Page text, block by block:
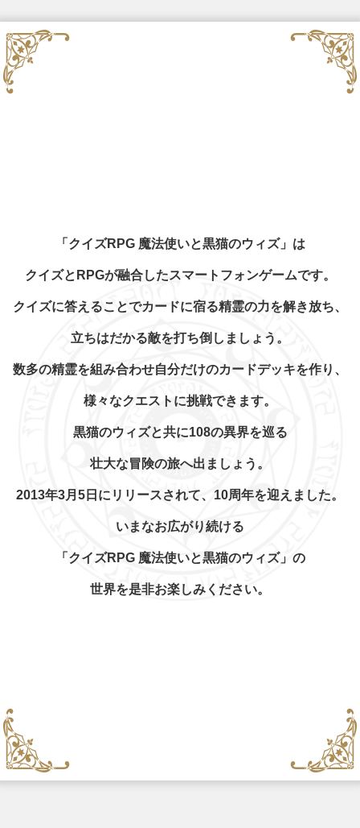
「クイズRPG 魔法使いと黒猫のウィズ」は
クイズとRPGが融合したスマートフォンゲームです。
クイズに答えることでカードに宿る精霊の力を解き放ち、
立ちはだかる敵を打ち倒しましょう。
数多の精霊を組み合わせ自分だけのカードデッキを作り、
様々なクエストに挑戦できます。
黒猫のウィズと共に108の異界を巡る
壮大な冒険の旅へ出ましょう。
2013年3月5日にリリースされて、10周年を迎えました。
いまなお広がり続ける
「クイズRPG 魔法使いと黒猫のウィズ」の
世界を是非お楽しみください。